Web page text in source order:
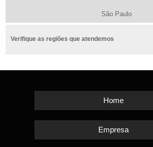
São Paulo
Verifique as regiões que atendemos
Home
Empresa